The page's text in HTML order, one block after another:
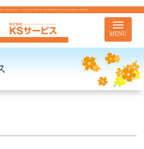
幌市｜住宅型有料老人ホーム 訪問介護 介護予防訪問介護 居宅介護 重度訪問介護 居宅介護支援 移動支援 児童通所事業
Toggle
MENU